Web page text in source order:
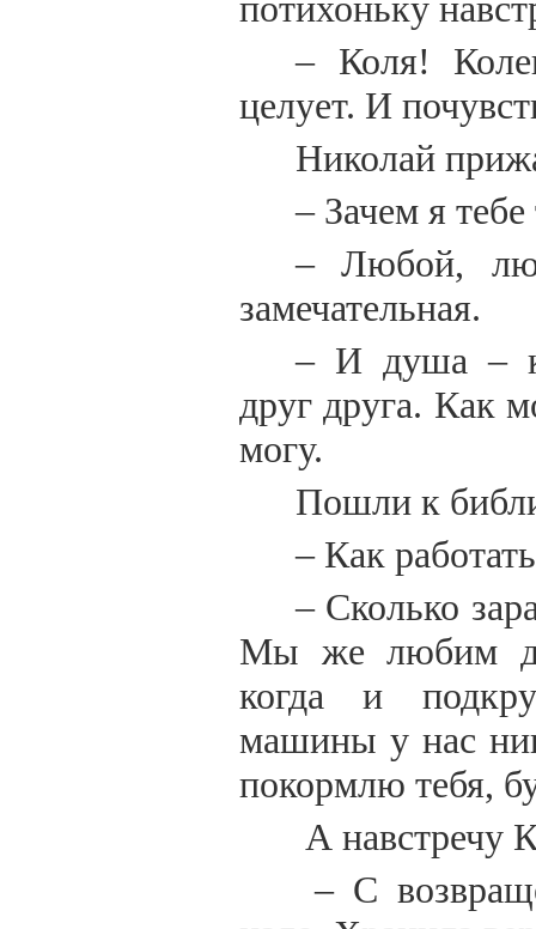
потихоньку
– Коля!
целует. И
Николай
– Зачем я
– Любой,
замечательная.
– И душа –
друг друга. Как
могу.
Пошли к
– Как
– Сколько
Мы же любим
когда и
машины у нас
покормлю тебя,
А навстречу
– С